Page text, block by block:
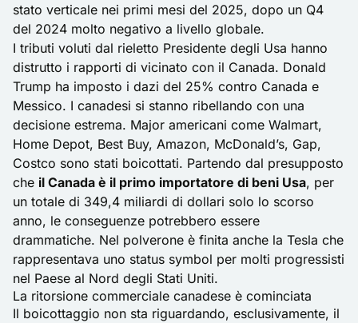
stato verticale nei primi mesi del 2025, dopo un Q4
del 2024 molto negativo a livello globale.
I tributi voluti dal rieletto Presidente degli Usa hanno
distrutto i rapporti di vicinato con il Canada. Donald
Trump ha imposto i dazi del 25% contro Canada e
Messico. I canadesi si stanno ribellando con una
decisione estrema. Major americani come Walmart,
Home Depot, Best Buy, Amazon, McDonald’s, Gap,
Costco sono stati boicottati. Partendo dal presupposto
che il Canada è il primo importatore di beni Usa, per
un totale di 349,4 miliardi di dollari solo lo scorso
anno, le conseguenze potrebbero essere
drammatiche. Nel polverone è finita anche la Tesla che
rappresentava uno status symbol per molti progressisti
nel Paese al Nord degli Stati Uniti.
La ritorsione commerciale canadese è cominciata
Il boicottaggio non sta riguardando, esclusivamente, il